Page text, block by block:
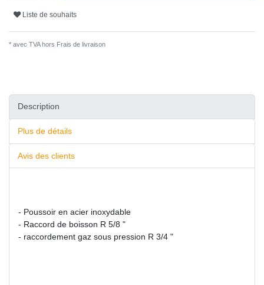
Liste de souhaits
* avec TVA hors Frais de livraison
Description
Plus de détails
Avis des clients
- Poussoir en acier inoxydable
- Raccord de boisson R 5/8 "
- raccordement gaz sous pression R 3/4 "